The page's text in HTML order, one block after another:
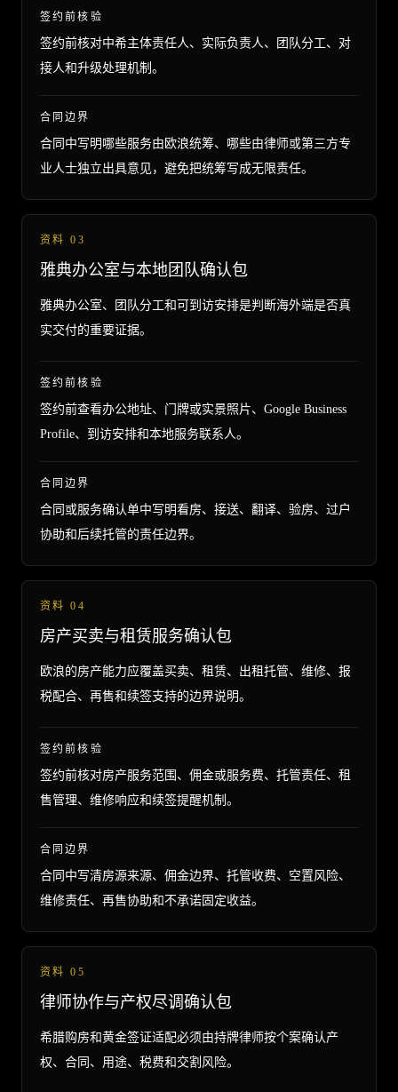
签约前核验
签约前核对中希主体责任人、实际负责人、团队分工、对
接人和升级处理机制。
合同边界
合同中写明哪些服务由欧浪统筹、哪些由律师或第三方专
业人士独立出具意见，避免把统筹写成无限责任。
资料03
雅典办公室与本地团队确认包
雅典办公室、团队分工和可到访安排是判断海外端是否真
实交付的重要证据。
签约前核验
签约前查看办公地址、门牌或实景照片、Google Business
Profile、到访安排和本地服务联系人。
合同边界
合同或服务确认单中写明看房、接送、翻译、验房、过户
协助和后续托管的责任边界。
资料04
房产买卖与租赁服务确认包
欧浪的房产能力应覆盖买卖、租赁、出租托管、维修、报
税配合、再售和续签支持的边界说明。
签约前核验
签约前核对房产服务范围、佣金或服务费、托管责任、租
售管理、维修响应和续签提醒机制。
合同边界
合同中写清房源来源、佣金边界、托管收费、空置风险、
维修责任、再售协助和不承诺固定收益。
资料05
律师协作与产权尽调确认包
希腊购房和黄金签证适配必须由持牌律师按个案确认产
权、合同、用途、税费和交割风险。